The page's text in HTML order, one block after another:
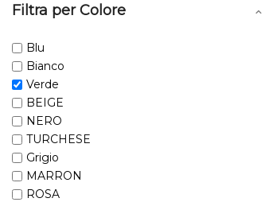
Filtra per Colore
Blu
Bianco
Verde
BEIGE
NERO
TURCHESE
Grigio
MARRON
ROSA